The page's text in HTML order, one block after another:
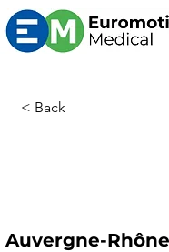
< Back
Auvergne-